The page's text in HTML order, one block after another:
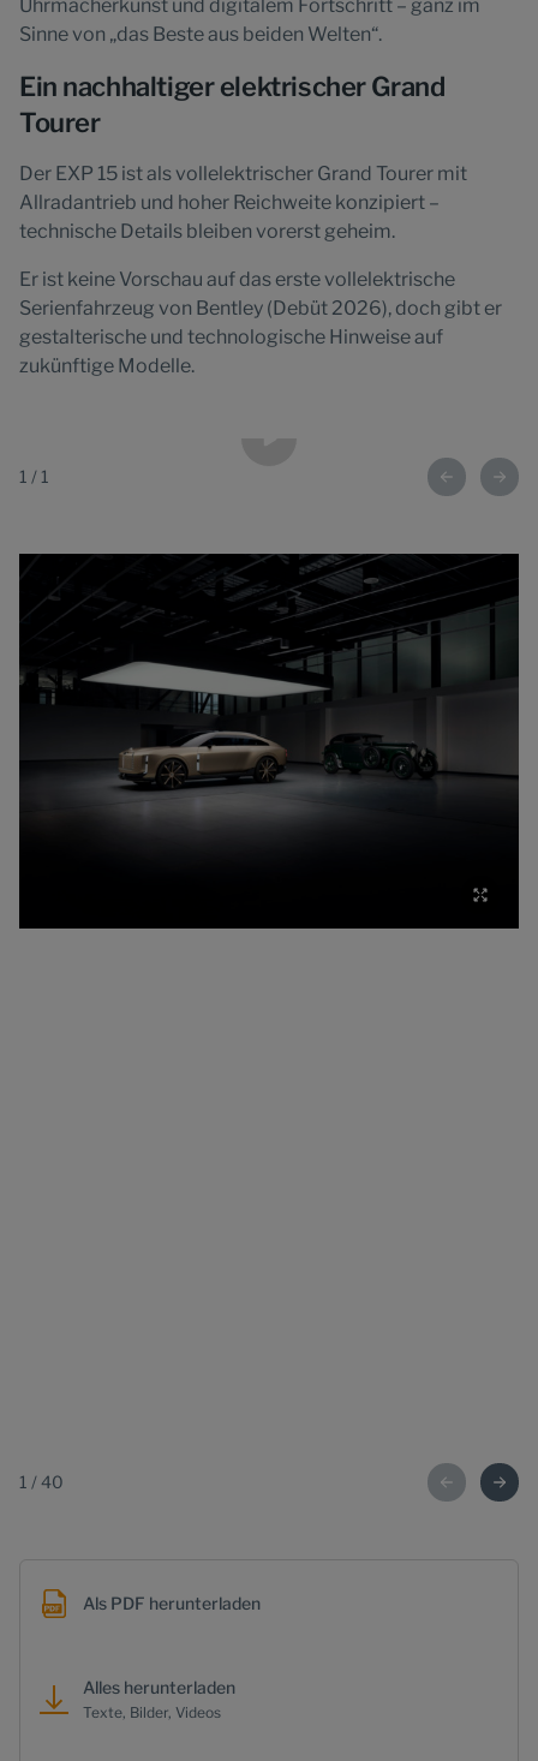
Uhrmacherkunst und digitalem Fortschritt – ganz im
Sinne von „das Beste aus beiden Welten“.
Ein nachhaltiger elektrischer Grand
Tourer
Der EXP 15 ist als vollelektrischer Grand Tourer mit
Allradantrieb und hoher Reichweite konzipiert –
technische Details bleiben vorerst geheim.
Er ist keine Vorschau auf das erste vollelektrische
Serienfahrzeug von Bentley (Debüt 2026), doch gibt er
gestalterische und technologische Hinweise auf
zukünftige Modelle.
1 / 1
1 /40
Als PDF herunterladen
Alles herunterladen
Texte, Bilder, Videos